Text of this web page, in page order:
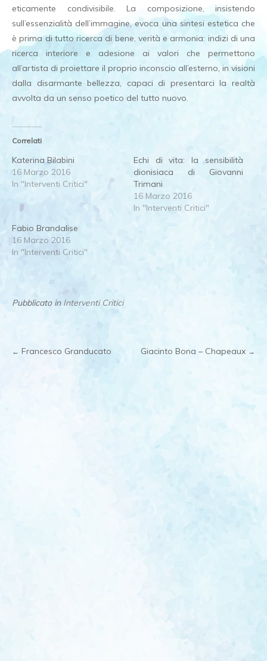
eticamente condivisibile. La composizione, insistendo
sull’essenzialità dell’immagine, evoca una sintesi estetica che
è prima di tutto ricerca di bene, verità e armonia: indizi di una
ricerca interiore e adesione ai valori che permettono
all’artista di proiettare il proprio inconscio all’esterno, in visioni
dalla disarmante bellezza, capaci di presentarci la realtà
avvolta da un senso poetico del tutto nuovo.
Correlati
Katerina Bilabini
16 Marzo 2016
In "Interventi Critici"
Echi di vita: la sensibilità
dionisiaca di Giovanni
Trimani
16 Marzo 2016
In "Interventi Critici"
Fabio Brandalise
16 Marzo 2016
In "Interventi Critici"
Pubblicato in Interventi Critici
Post
← Francesco Granducato Giacinto Bona – Chapeaux →